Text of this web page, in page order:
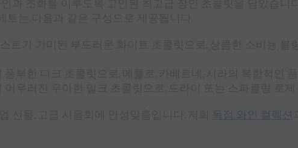
독점 와인 컬렉션